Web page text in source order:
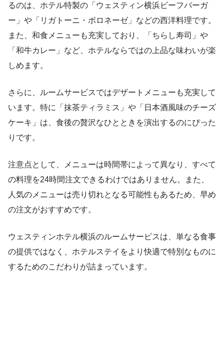
るのは、ホテル特製の「ウェスティン横浜ビーフバーガ
ー」や「リガトーニ・ボロネーゼ」などの西洋料理です。
また、和食メニューも充実しており、「ちらし寿司」や
「和牛カレー」など、ホテルならではの上品な味わいが楽
しめます。
さらに、ルームサービスではデザートメニューも充実して
います。特に「抹茶ティラミス」や「日本酒風味のチーズ
ケーキ」は、食後の贅沢なひとときを演出するのにぴった
りです。
注意点として、メニューは時間帯によって異なり、すべて
の料理を24時間注文できるわけではありません。また、
人気のメニューは売り切れとなる可能性もあるため、早め
の注文がおすすめです。
ウェスティンホテル横浜のルームサービスは、単なる食事
の提供ではなく、ホテルステイをより快適で特別なものに
するためのこだわりが詰まっています。